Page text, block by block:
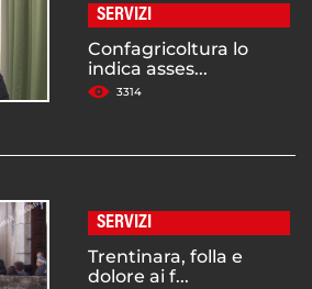
SERVIZI
Confagricoltura lo
indica asses...
3314
SERVIZI
Trentinara, folla e
dolore ai f...